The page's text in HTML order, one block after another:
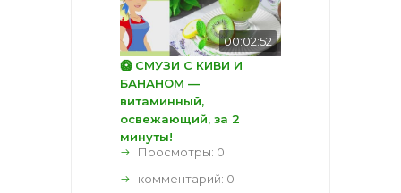
00:02:52
🥝 СМУЗИ С КИВИ И
БАНАНОМ —
витаминный,
освежающий, за 2
минуты!
Просмотры: 0
комментарий: 0